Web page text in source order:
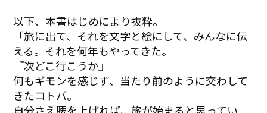
以下、本書はじめにより抜粋。
「旅に出て、それを文字と絵にして、みんなに伝
える。それを何年もやってきた。
『次どこ行こうか』
何もギモンを感じず、当たり前のように交わして
きたコトバ。